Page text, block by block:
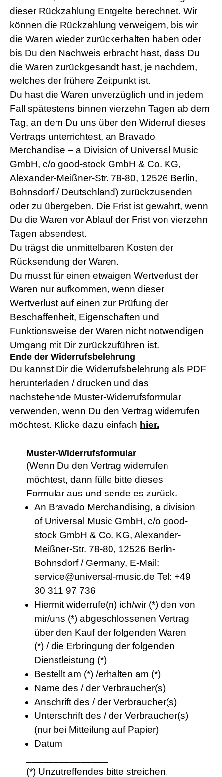
dieser Rückzahlung Entgelte berechnet. Wir
können die Rückzahlung verweigern, bis wir
die Waren wieder zurückerhalten haben oder
bis Du den Nachweis erbracht hast, dass Du
die Waren zurückgesandt hast, je nachdem,
welches der frühere Zeitpunkt ist.
Du hast die Waren unverzüglich und in jedem
Fall spätestens binnen vierzehn Tagen ab dem
Tag, an dem Du uns über den Widerruf dieses
Vertrags unterrichtest, an Bravado
Merchandise – a Division of Universal Music
GmbH, c/o good-stock GmbH & Co. KG,
Alexander-Meißner-Str. 78-80, 12526 Berlin,
Bohnsdorf / Deutschland) zurückzusenden
oder zu übergeben. Die Frist ist gewahrt, wenn
Du die Waren vor Ablauf der Frist von vierzehn
Tagen absendest.
Du trägst die unmittelbaren Kosten der
Rücksendung der Waren.
Du musst für einen etwaigen Wertverlust der
Waren nur aufkommen, wenn dieser
Wertverlust auf einen zur Prüfung der
Beschaffenheit, Eigenschaften und
Funktionsweise der Waren nicht notwendigen
Umgang mit Dir zurückzuführen ist.
Ende der Widerrufsbelehrung
Du kannst Dir die Widerrufsbelehrung als PDF
herunterladen / drucken und das
nachstehende Muster-Widerrufsformular
verwenden, wenn Du den Vertrag widerrufen
möchtest. Klicke dazu einfach hier.
Muster-Widerrufsformular
(Wenn Du den Vertrag widerrufen
möchtest, dann fülle bitte dieses
Formular aus und sende es zurück.
An Bravado Merchandising, a division
of Universal Music GmbH, c/o good-
stock GmbH & Co. KG, Alexander-
Meißner-Str. 78-80, 12526 Berlin-
Bohnsdorf / Germany, E-Mail:
service@universal-music.de Tel: +49
30 311 97 736
Hiermit widerrufe(n) ich/wir (*) den von
mir/uns (*) abgeschlossenen Vertrag
über den Kauf der folgenden Waren
(*) / die Erbringung der folgenden
Dienstleistung (*)
Bestellt am (*) /erhalten am (*)
Name des / der Verbraucher(s)
Anschrift des / der Verbraucher(s)
Unterschrift des / der Verbraucher(s)
(nur bei Mitteilung auf Papier)
Datum
(*) Unzutreffendes bitte streichen.